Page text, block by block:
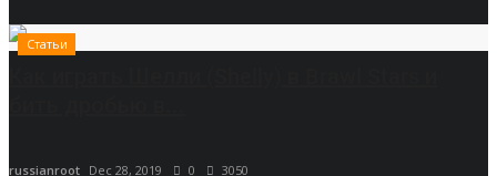
Статьи
russianroot Dec 28, 2019 0 3050